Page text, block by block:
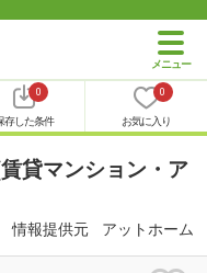
0
存した条件
0
お気に入り
貸マンション・ア
情報提供元 アットホーム